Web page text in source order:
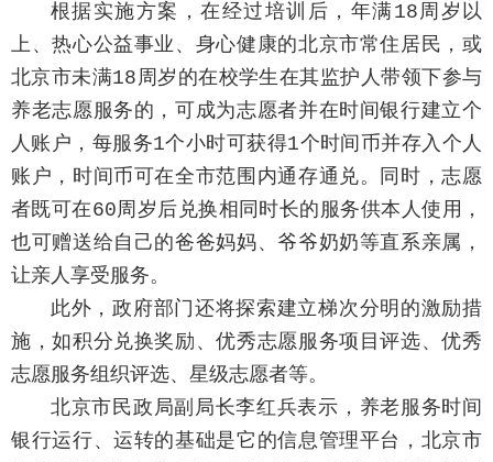
根据实施方案，在经过培训后，年满18周岁以
上、热心公益事业、身心健康的北京市常住居民，或
北京市未满18周岁的在校学生在其监护人带领下参与
养老志愿服务的，可成为志愿者并在时间银行建立个
人账户，每服务1个小时可获得1个时间币并存入个人
账户，时间币可在全市范围内通存通兑。同时，志愿
者既可在60周岁后兑换相同时长的服务供本人使用，
也可赠送给自己的爸爸妈妈、爷爷奶奶等直系亲属，
让亲人享受服务。
此外，政府部门还将探索建立梯次分明的激励措
施，如积分兑换奖励、优秀志愿服务项目评选、优秀
志愿服务组织评选、星级志愿者等。
北京市民政局副局长李红兵表示，养老服务时间
银行运行、运转的基础是它的信息管理平台，北京市